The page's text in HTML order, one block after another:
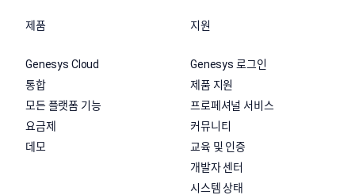
제품
Genesys Cloud
통합
모든 플랫폼 기능
요금제
데모
지원
Genesys 로그인
제품 지원
프로페셔널 서비스
커뮤니티
교육 및 인증
개발자 센터
시스템 상태